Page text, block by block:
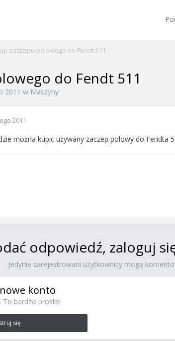
zaczepu polowego do Fendt 511
do Fendt 511
2011 w Maszyny
2011
można kupic używany zaczep polowy do Fendta
odpowiedź, zaloguj
Jedynie zarejestrowani użytkownicy mogą
konto
To bardzo proste!
się